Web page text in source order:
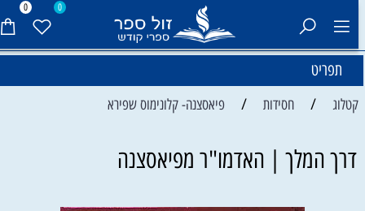
0 0
תפריט
קטלוג / חסידות / פיאסצנה- קלונימוס שפירא
דרך המלך | האדמו"ר מפיאסצנה